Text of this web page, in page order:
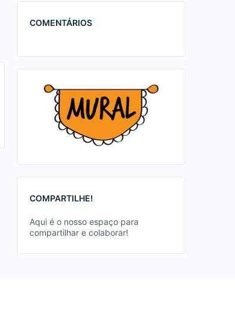
COMENTÁRIOS
COMPARTILHE!
Aqui é o nosso espaço para
compartilhar e colaborar!